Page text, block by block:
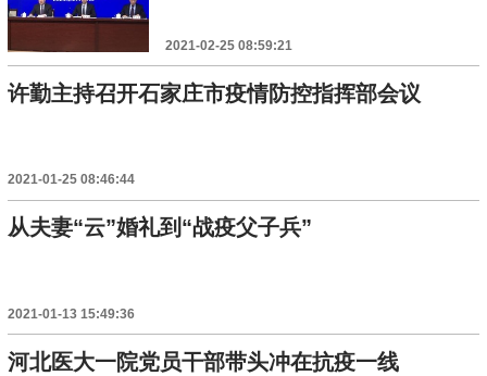
2021-02-25 08:59:21
许勤主持召开石家庄市疫情防控指挥部会议
2021-01-25 08:46:44
从夫妻“云”婚礼到“战疫父子兵”
2021-01-13 15:49:36
河北医大一院党员干部带头冲在抗疫一线